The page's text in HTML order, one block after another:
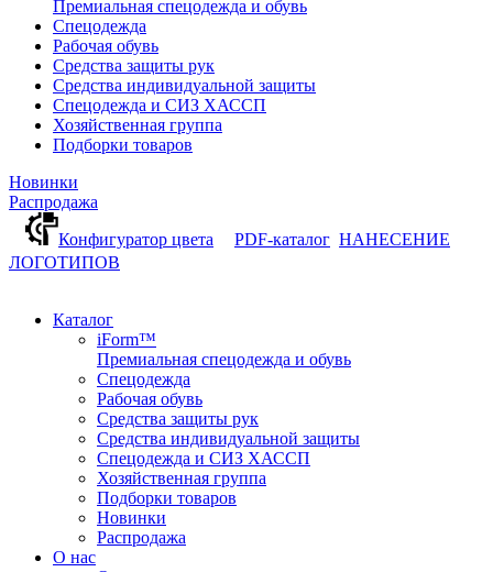
Премиальная спецодежда и обувь
Спецодежда
Рабочая обувь
Средства защиты рук
Средства индивидуальной защиты
Спецодежда и СИЗ ХАССП
Хозяйственная группа
Подборки товаров
Новинки
Распродажа
Конфигуратор цвета
PDF-каталог НАНЕСЕНИЕ
ЛОГОТИПОВ
Каталог
iForm™
Премиальная спецодежда и обувь
Спецодежда
Рабочая обувь
Средства защиты рук
Средства индивидуальной защиты
Спецодежда и СИЗ ХАССП
Хозяйственная группа
Подборки товаров
Новинки
Распродажа
О нас